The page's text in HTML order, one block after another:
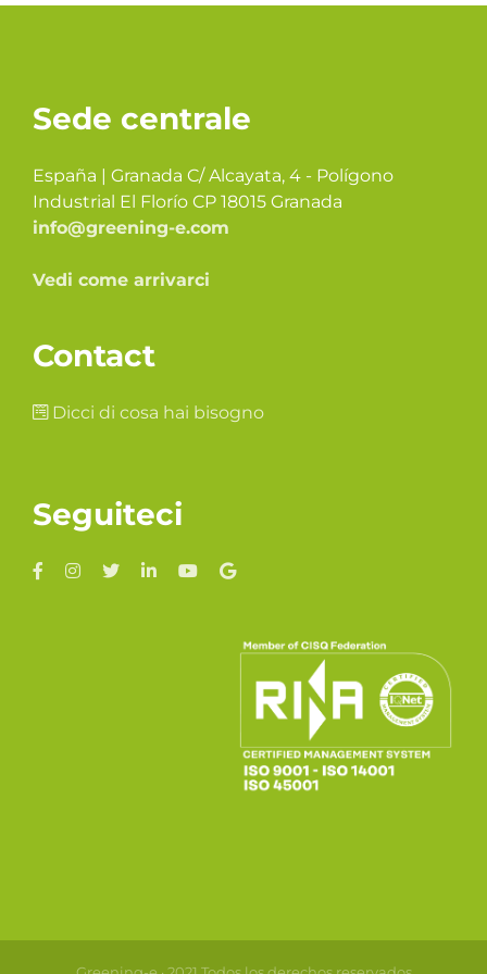
Sede centrale
España | Granada C/ Alcayata, 4 - Polígono
Industrial El Florío CP 18015 Granada
info@greening-e.com
Vedi come arrivarci
Contact
Dicci di cosa hai bisogno
Seguiteci